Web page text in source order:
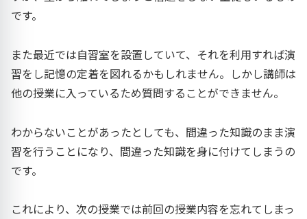
です。
また最近では自習室を設置していて、それを利用すれば演
習をし記憶の定着を図れるかもしれません。しかし講師は
他の授業に入っているため質問することができません。
わからないことがあったとしても、間違った知識のまま演
習を行うことになり、間違った知識を身に付けてしまうの
です。
これにより、次の授業では前回の授業内容を忘れてしまっ